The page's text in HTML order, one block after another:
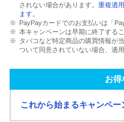
されない場合があります。 重複適
ます。
PayPayカードでのお支払いは「
本キャンペーンは早期に終了する
タバコなど特定商品の購買情報が
ついて同意されていない場合、適
お得
これから始まるキャンペー